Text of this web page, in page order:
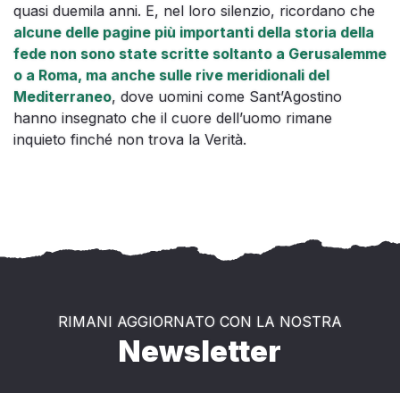
quasi duemila anni. E, nel loro silenzio, ricordano che
alcune delle pagine più importanti della storia della
fede non sono state scritte soltanto a Gerusalemme
o a Roma, ma anche sulle rive meridionali del
Mediterraneo, dove uomini come Sant’Agostino
hanno insegnato che il cuore dell’uomo rimane
inquieto finché non trova la Verità.
RIMANI AGGIORNATO CON LA NOSTRA
Newsletter